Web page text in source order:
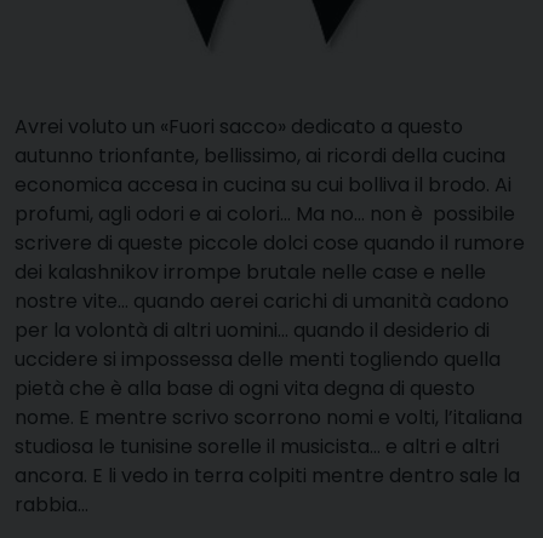
Avrei voluto un «Fuori sacco» dedicato a questo
autunno trionfante, bellissimo, ai ricordi della cucina
economica accesa in cucina su cui bolliva il brodo. Ai
profumi, agli odori e ai colori… Ma no… non è possibile
scrivere di queste piccole dolci cose quando il rumore
dei kalashnikov irrompe brutale nelle case e nelle
nostre vite… quando aerei carichi di umanità cadono
per la volontà di altri uomini… quando il desiderio di
uccidere si impossessa delle menti togliendo quella
pietà che è alla base di ogni vita degna di questo
nome. E mentre scrivo scorrono nomi e volti, l’italiana
studiosa le tunisine sorelle il musicista… e altri e altri
ancora. E li vedo in terra colpiti mentre dentro sale la
rabbia…